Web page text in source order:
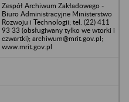
Zespół Archiwum Zakładowego -
Biuro Administracyjne Ministerstwo
Rozwoju i Technologii; tel. (22) 411
93 33 (obsługiwany tylko we wtorki i
czwartki); archiwum@mrit.gov.pl;
www.mrit.gov.pl